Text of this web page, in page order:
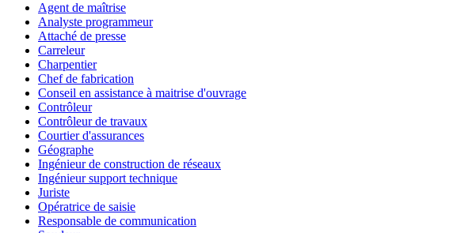
Agent de maîtrise
Analyste programmeur
Attaché de presse
Carreleur
Charpentier
Chef de fabrication
Conseil en assistance à maitrise d'ouvrage
Contrôleur
Contrôleur de travaux
Courtier d'assurances
Géographe
Ingénieur de construction de réseaux
Ingénieur support technique
Juriste
Opératrice de saisie
Responsable de communication